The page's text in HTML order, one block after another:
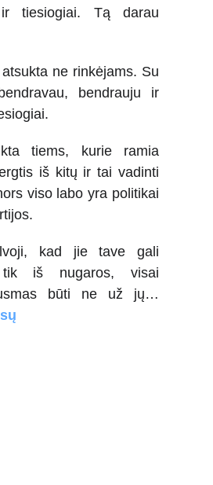
ir tiesiogiai. Tą darau
ne rinkėjams. Su
bendrauju ir
tiems, kurie ramia
iš kitų ir tai vadinti
viso labo yra politikai
kad jie tave gali
tik iš nugaros, visai
būti ne už jų…